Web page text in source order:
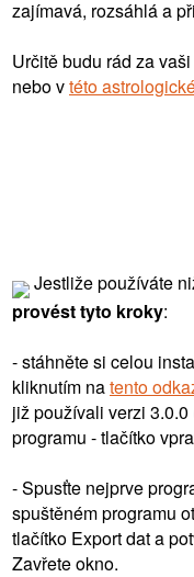
zajímavá, rozsáhlá a
Určitě budu rád za
nebo vtéto
Jestliže používáte
provést tyto kroky:
- stáhněte si celou
kliknutím natento
již používali verzi
programu - tlačítko
- Spusťte nejprve
spuštěném programu
tlačítko Export dat a
Zavřete okno.